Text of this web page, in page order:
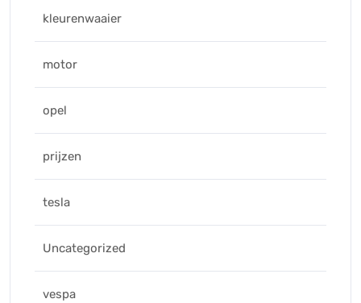
kleurenwaaier
motor
opel
prijzen
tesla
Uncategorized
vespa